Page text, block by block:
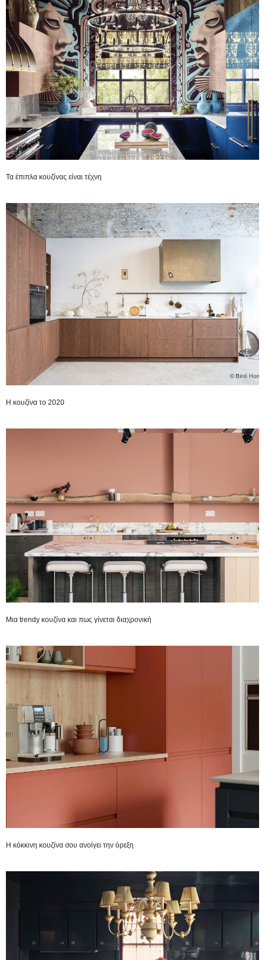
Τα έπιπλα κουζίνας είναι τέχνη
H κουζίνα το 2020
Μια trendy κουζίνα και πως γίνεται διαχρονική
Η κόκκινη κουζίνα σου ανοίγει την όρεξη